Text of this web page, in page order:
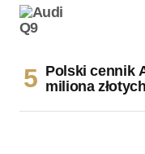
Polski cennik
miliona